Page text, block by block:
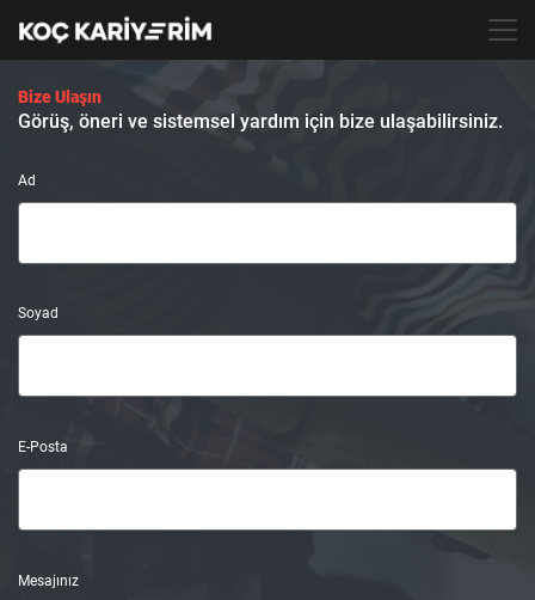
Bize Ulaşın
Görüş, öneri ve sistemsel yardım için bize ulaşabilirsiniz.
Ad
Soyad
E-Posta
Mesajınız